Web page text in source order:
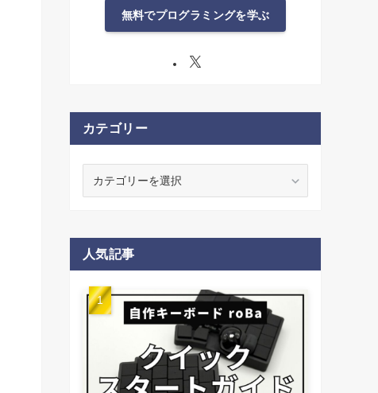
無料でプログラミングを学ぶ
カテゴリー
ー
人気記事